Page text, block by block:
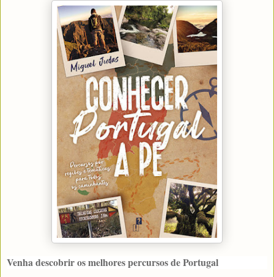
Venha descobrir os melhores percursos de Portugal